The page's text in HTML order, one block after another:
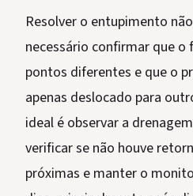
Resolver o entupimento
necessário confirmar que o
pontos diferentes e que o
apenas deslocado para
ideal é observar a
verificar se não houve
próximas e manter o